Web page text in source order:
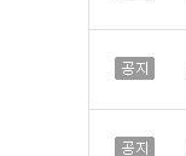
공지
공지